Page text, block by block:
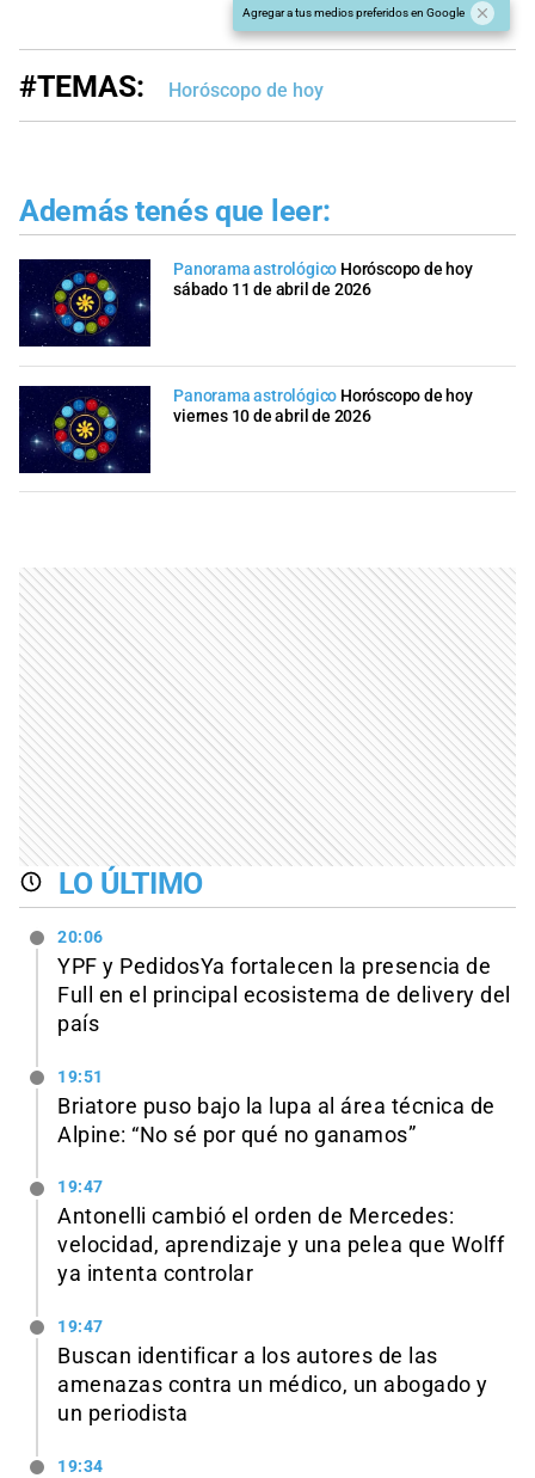
Agregar a tus medios preferidos en Google
#TEMAS: Horóscopo de hoy
Además tenés que leer:
Panorama astrológico Horóscopo de hoy
sábado 11 de abril de 2026
Panorama astrológico Horóscopo de hoy
viernes 10 de abril de 2026
LO ÚLTIMO
20:06
YPF y PedidosYa fortalecen la presencia de
Full en el principal ecosistema de delivery del
país
19:51
Briatore puso bajo la lupa al área técnica de
Alpine: “No sé por qué no ganamos”
19:47
Antonelli cambió el orden de Mercedes:
velocidad, aprendizaje y una pelea que Wolff
ya intenta controlar
19:47
Buscan identificar a los autores de las
amenazas contra un médico, un abogado y
un periodista
19:34